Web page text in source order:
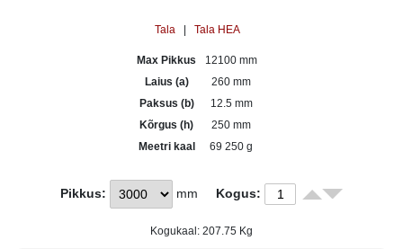
Tala| Tala HEA
Max Pikkus
12100 mm
Laius (a)
260 mm
Paksus (b)
12.5 mm
Kõrgus (h)
250 mm
Meetri kaal
69 250 g
Pikkus: mm Kogus:
Kogukaal: 207.75 Kg